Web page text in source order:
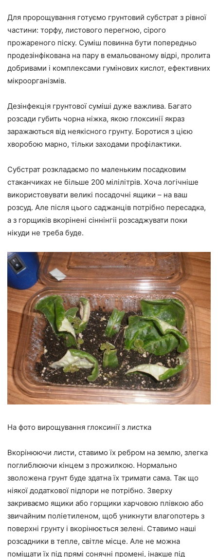
Для пророщування готуємо грунтовий субстрат з рівної
частини: торфу, листового перегною, сірого
прожареного піску. Суміш повинна бути попередньо
продезінфікована на пару в емальованому відрі, пролита
добривами і комплексами гумінових кислот, ефективних
мікроорганізмів.
Дезінфекція грунтової суміші дуже важлива. Багато
розсади губить чорна ніжка, якою глоксинії якраз
заражаються від неякісного грунту. Боротися з цією
хворобою марно, тільки заходами профілактики.
Субстрат розкладаємо по маленьким посадковим
стаканчиках не більше 200 мілілітрів. Хоча логічніше
використовувати великі посадочні ящики – на ваш
розсуд. Але після цього саджанців потрібно пересадка,
а з горщиків вкорінені сіннінгіі розсаджувати поки
нікуди не треба буде.
На фото вирощування глоксинії з листка
Вкорінюючи листи, ставимо їх ребром на землю, злегка
поглиблюючи кінцем з прожилкою. Нормально
зволожена грунт буде здатна їх тримати сама. Так що
ніякої додаткової підпори не потрібно. Зверху
закриваємо ящики або горщики харчовою плівкою або
звичайним поліетиленом, щоб уникнути влагопотерь з
поверхні грунту і вкорінюється зелені. Ставимо наші
розсадники в тепле, світле місце. Але не можна
поміщати їх під прямі сонячні промені, інакше під